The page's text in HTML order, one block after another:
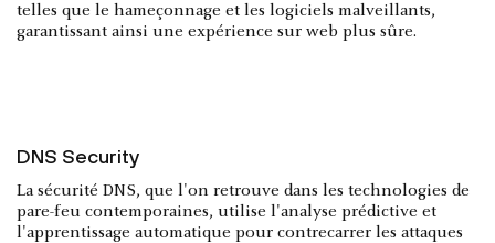
telles que le hameçonnage et les logiciels malveillants,
garantissant ainsi une expérience sur web plus sûre.
DNS Security
La sécurité DNS, que l'on retrouve dans les technologies de
pare-feu contemporaines, utilise l'analyse prédictive et
l'apprentissage automatique pour contrecarrer les attaques